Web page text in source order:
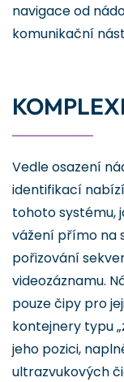
navigace od
komunikační
Vedle osazení
identifikací
tohoto systému,
vážení přímo na
pořizování
videozáznamu.
pouze čipy pro
kontejnery typu
jeho pozici,
ultrazvukových